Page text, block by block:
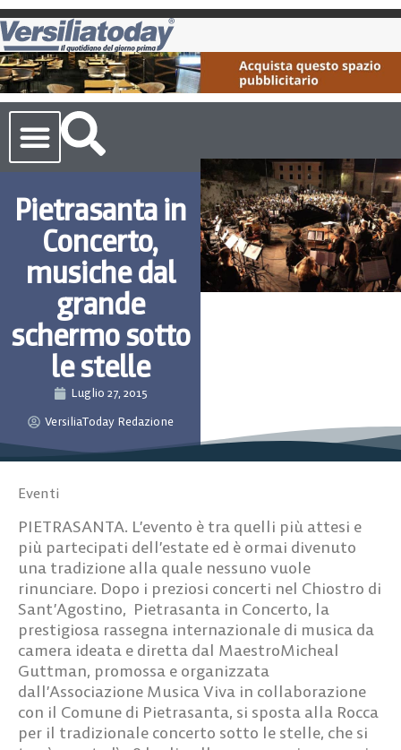
Pietrasanta in
Concerto,
musiche dal
grande
schermo sotto
le stelle
Luglio 27, 2015
VersiliaToday Redazione
Eventi
PIETRASANTA. L’evento è tra quelli più attesi e
più partecipati dell’estate ed è ormai divenuto
una tradizione alla quale nessuno vuole
rinunciare. Dopo i preziosi concerti nel Chiostro di
Sant’Agostino, Pietrasanta in Concerto, la
prestigiosa rassegna internazionale di musica da
camera ideata e diretta dal MaestroMicheal
Guttman, promossa e organizzata
dall’Associazione Musica Viva in collaborazione
con il Comune di Pietrasanta, si sposta alla Rocca
per il tradizionale concerto sotto le stelle, che si